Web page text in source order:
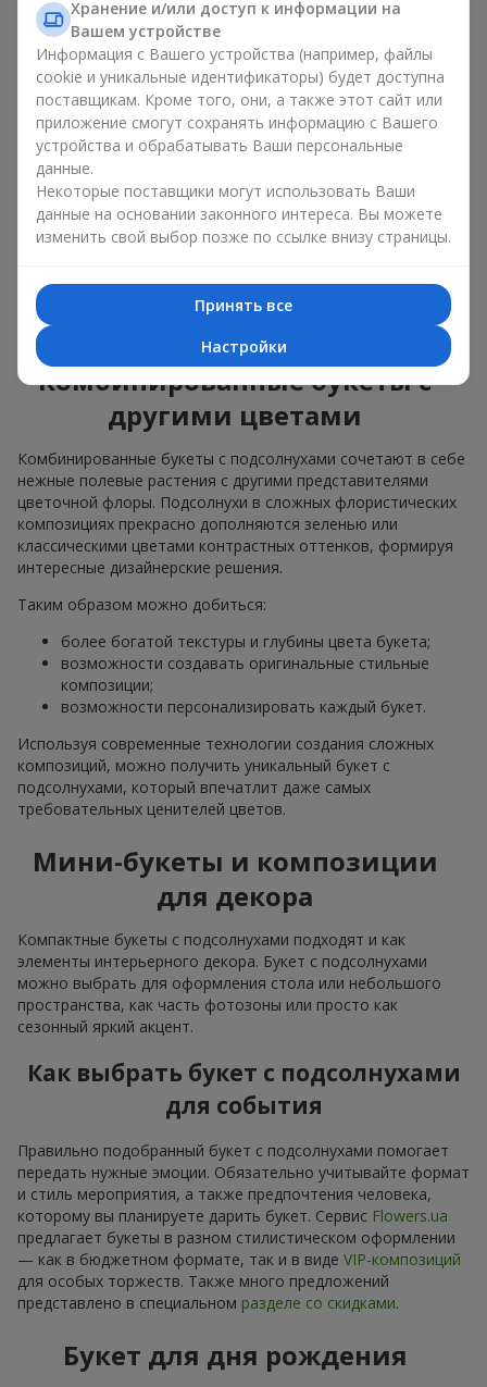
изящные сочетания с классическими розами;
яркие букеты с побегами нежной зелени.
Единственный нюанс: подсолнухи — сезонные цветы,
доступные для продажи только в период цветения.
Классический букет с
Классический букет с подсолнухами подчёркивает
природную форму и цветовую гамму яркого цветка.
композиции. Это универсальные летние композиции,
которые подходят как для торжественных событий, так и
просто как приятный подарок на каждый день.
Комбинированные букеты с
другими цветами
Комбинированные букеты с подсолнухами сочетают в себе
нежные полевые растения с другими представителями
цветочной флоры. Подсолнухи в сложных флористических
композициях прекрасно дополняются зеленью или
классическими цветами контрастных оттенков, формируя
интересные дизайнерские решения.
Таким образом можно добиться:
более богатой текстуры и глубины цвета букета;
возможности создавать оригинальные стильные
композиции;
возможности персонализировать каждый букет.
Используя современные технологии создания сложных
композиций, можно получить уникальный букет с
подсолнухами, который впечатлит даже самых
требовательных ценителей цветов.
Мини-букеты и композиции
для декора
Компактные букеты с подсолнухами подходят и как
элементы интерьерного декора. Букет с подсолнухами
можно выбрать для оформления стола или небольшого
пространства, как часть фотозоны или просто как
сезонный яркий акцент.
Как выбрать букет с подсолнухами
для события
Правильно подобранный букет с подсолнухами помогает
передать нужные эмоции. Обязательно учитывайте формат
и стиль мероприятия, а также предпочтения человека,
которому вы планируете дарить букет. Сервис Flowers.ua
предлагает букеты в разном стилистическом оформлении
— как в бюджетном формате, так и в виде VIP-композиций
для особых торжеств. Также много предложений
представлено в специальном разделе со скидками.
Букет для дня рождения
Хранение и/или доступ к информации на
Вашем устройстве
Информация с Вашего устройства (например, файлы
cookie и уникальные идентификаторы) будет доступна
поставщикам. Кроме того, они, а также этот сайт или
приложение смогут сохранять информацию с Вашего
устройства и обрабатывать Ваши персональные
данные.
Некоторые поставщики могут использовать Ваши
данные на основании законного интереса. Вы можете
изменить свой выбор позже по ссылке внизу страницы.
Принять все
Настройки